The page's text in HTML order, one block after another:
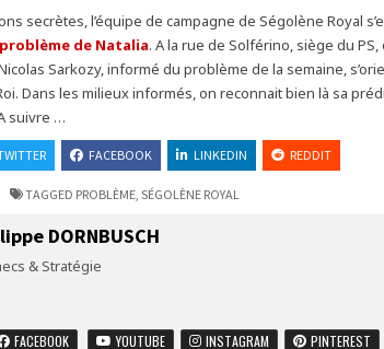
secrètes, l’équipe de campagne de Ségolène Royal
de Natalia. A la rue de Solférino, siège du
Sarkozy, informé du problème de la semaine,
Dans les milieux informés, on reconnait bien là sa
suivre …
FACEBOOK LINKEDIN REDDIT
TAGGED PROBLÈME, SÉGOLÈNE ROYAL
DORNBUSCH
& Stratégie
FACEBOOK YOUTUBE INSTAGRAM
PINTEREST